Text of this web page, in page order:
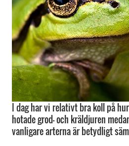
I dag har vi relativt bra koll på
hotade grod- och kräldjuren
vanligare arterna är betydligt